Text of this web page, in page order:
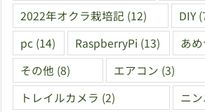
2022年オクラ栽培記 (12) DIY
pc (14) RaspberryPi (13) あ
その他 (8) エアコン (3)
トレイルカメラ (2) ニ